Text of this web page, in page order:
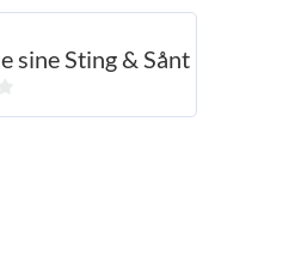
sine Sting & Sånt